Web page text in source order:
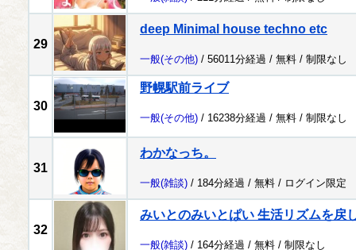
29
deep Minimal house techno etc
一般(その他) / 56011分経過 / 無料 / 制限なし
30
野幌駅前ライブ
一般(その他) / 16238分経過 / 無料 / 制限なし
31
わかなっち。
一般(雑談) / 184分経過 / 無料 / ログイン限定
32
みいとのみいとぱい 生活リズムを戻
一般(雑談) / 164分経過 / 無料 / 制限なし